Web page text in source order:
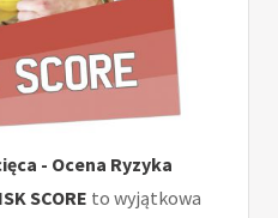
- Ocena Ryzyka
SCORE to wyjątkowa